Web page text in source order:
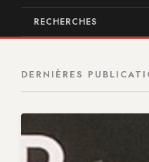
RECHERCHES
DERNIÈRES